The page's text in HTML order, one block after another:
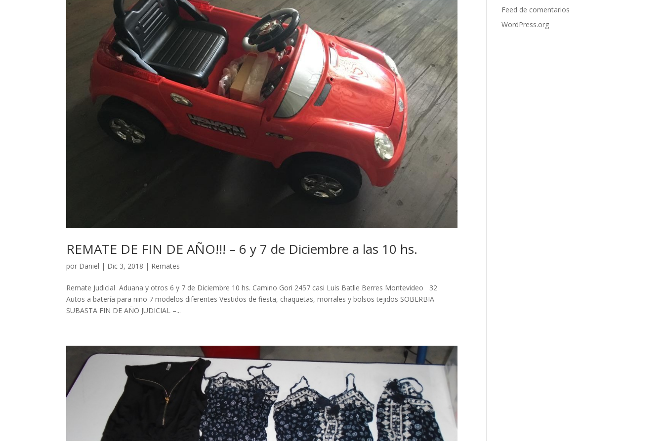
REMATE DE FIN DE AÑO!!! – 6 y 7 de Diciembre a las 10 hs.
por Daniel | Dic 3, 2018 | Remates
Remate Judicial Aduana y otros 6 y 7 de Diciembre 10 hs. Camino Gori 2457 casi Luis Batlle Berres Montevideo 32
Autos a batería para niño 7 modelos diferentes Vestidos de fiesta, chaquetas, morrales y bolsos tejidos SOBERBIA
SUBASTA FIN DE AÑO JUDICIAL –...
Feed de comentarios
WordPress.org